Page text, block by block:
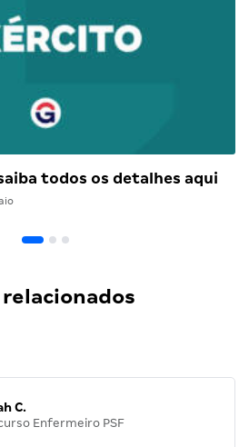
todos os detalhes aqui
C.
Enfermeiro PSF